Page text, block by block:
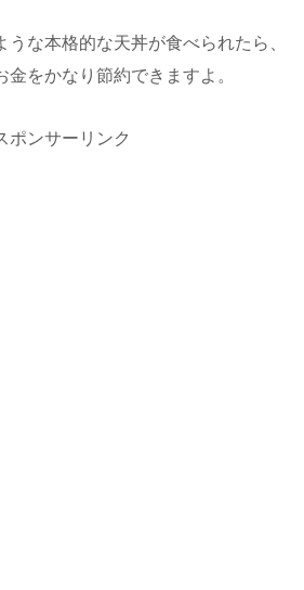
うな本格的な天丼が食べられたら、
をかなり節約できますよ。
ポンサーリンク